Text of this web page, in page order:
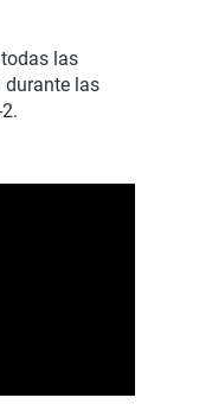
las
durante las